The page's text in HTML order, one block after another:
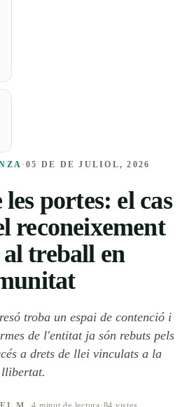
·05 DE DE JULIOL, 2026
portes: el cas
reconeixement
treball en
troba un espai de contenció i
de l'entitat ja són rebuts pels
a drets de llei vinculats a la
llibertat.